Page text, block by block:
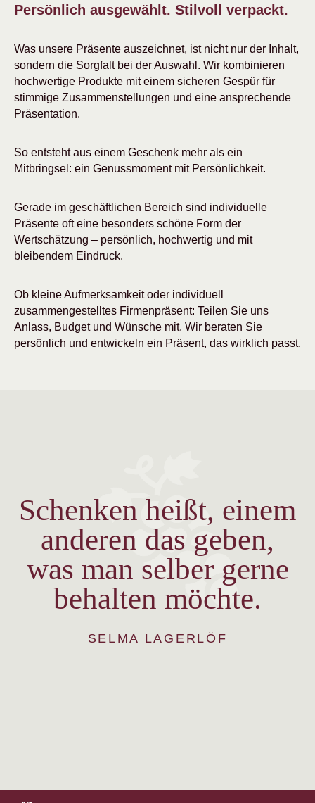
Persönlich ausgewählt. Stilvoll verpackt.
Was unsere Präsente auszeichnet, ist nicht nur der Inhalt,
sondern die Sorgfalt bei der Auswahl. Wir kombinieren
hochwertige Produkte mit einem sicheren Gespür für
stimmige Zusammenstellungen und eine ansprechende
Präsentation.
So entsteht aus einem Geschenk mehr als ein
Mitbringsel: ein Genussmoment mit Persönlichkeit.
Gerade im geschäftlichen Bereich sind individuelle
Präsente oft eine besonders schöne Form der
Wertschätzung – persönlich, hochwertig und mit
bleibendem Eindruck.
Ob kleine Aufmerksamkeit oder individuell
zusammengestelltes Firmenpräsent: Teilen Sie uns
Anlass, Budget und Wünsche mit. Wir beraten Sie
persönlich und entwickeln ein Präsent, das wirklich passt.
Schenken heißt, einem
anderen das geben,
was man selber gerne
behalten möchte.
SELMA LAGERLÖF